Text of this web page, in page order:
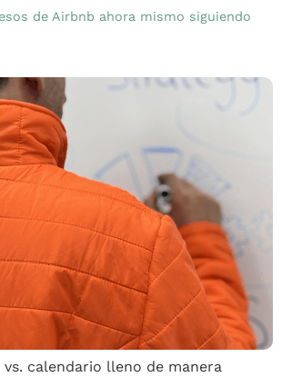
de Airbnb ahora mismo siguiendo
calendario lleno de manera